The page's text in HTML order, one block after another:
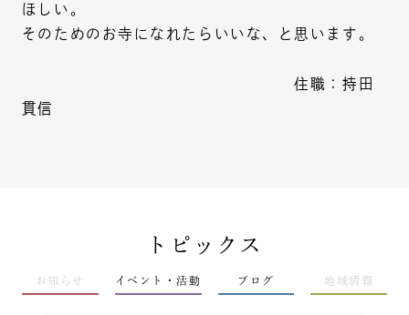
ほしい。
そのためのお寺になれたらいいな、と思います。
住職：持田
貫信
トピックス
お知らせ イベント・活動 ブログ 地域情報